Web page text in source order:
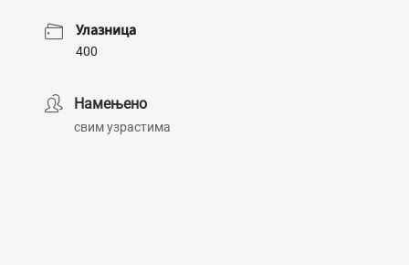
Улазница
400
Намењено
свим узрастима